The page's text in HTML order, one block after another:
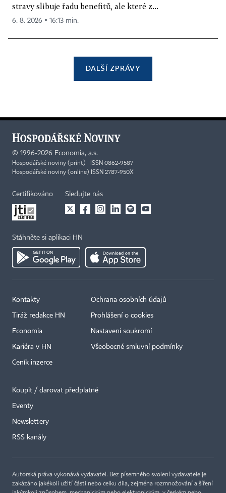
stravy slibuje řadu benefitů, ale které z...
6. 8. 2026 ▪ 16:13 min.
DALŠÍ ZPRÁVY
© 1996-2026 Economia, a.s.
Hospodářské noviny (print) ISSN 0862-9587
Hospodářské noviny (online) ISSN 2787-950X
Certifikováno Sledujte nás
Stáhněte si aplikaci HN
Kontakty
Tiráž redakce HN
Economia
Kariéra v HN
Ceník inzerce
Ochrana osobních údajů
Prohlášení o cookies
Nastavení soukromí
Všeobecné smluvní podmínky
Koupit / darovat předplatné
Eventy
Newslettery
RSS kanály
Autorská práva vykonává vydavatel. Bez písemného svolení vydavatele je
zakázáno jakékoli užití částí nebo celku díla, zejména rozmnožování a šíření